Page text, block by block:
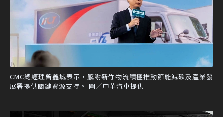
CMC總經理曾鑫城表示，感謝新竹物流積極推動節能減碳及產業發
展署提供關鍵資源支持。 圖／中華汽車提供